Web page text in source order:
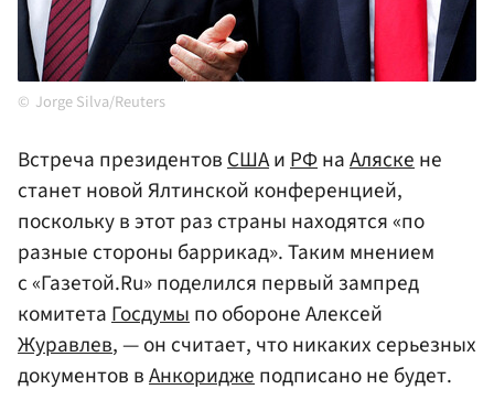
Jorge Silva/Reuters
Встреча президентовСШАиРФнаАляскене
станет новой Ялтинской конференцией,
поскольку в этот раз страны находятся «по
разные стороны баррикад». Таким мнением
с «Газетой.Ru» поделился первый зампред
комитетаГосдумыпо обороне Алексей
Журавлев, — он считает, что никаких серьезных
документов вАнкориджеподписано не будет.